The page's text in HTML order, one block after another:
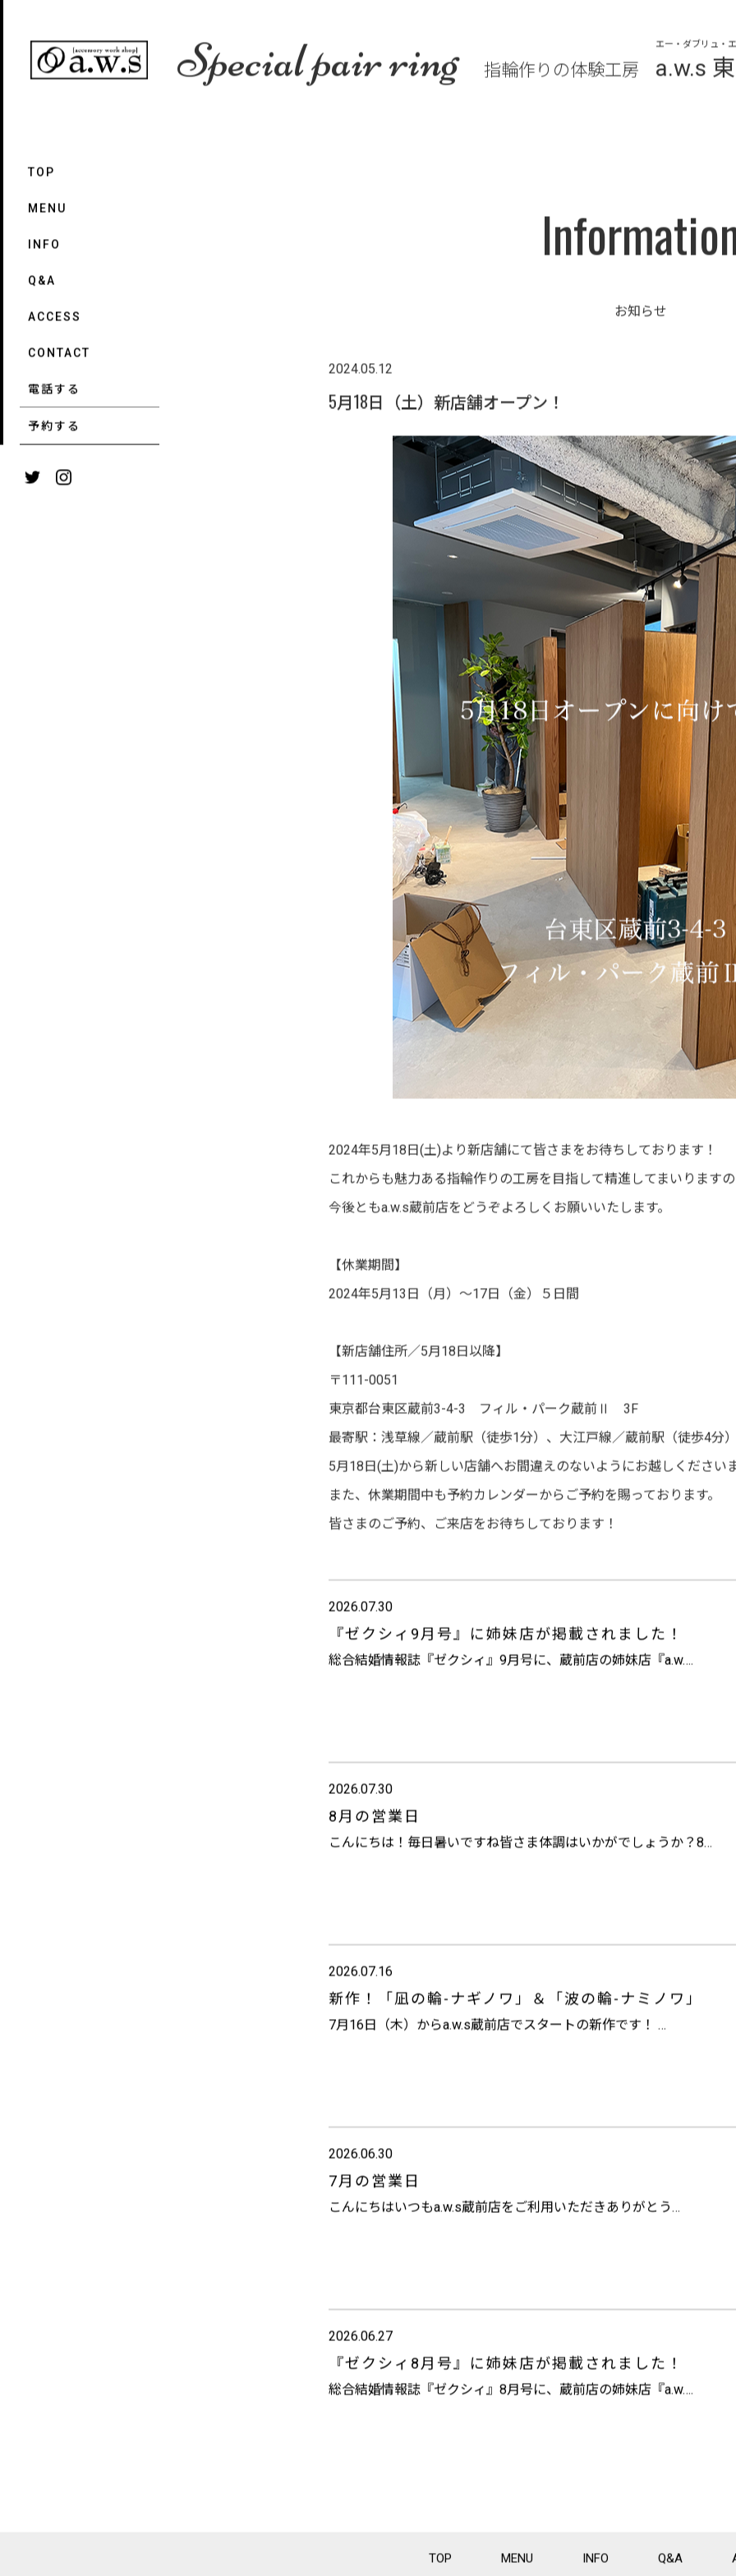
TOP
MENU
INFO
Q&A
ACCESS
CONTACT
電話する
予約する
Special pair ring 指輪作りの体験工房 a.w.s
お知らせ
2024.05.12
5月18日（土）新店舗オープン！
2024年5月18日(土)より新店舗にて皆さまをお待ちしております！
これからも魅力ある指輪作りの工房を目指して精進してまいります
今後ともa.w.s蔵前店をどうぞよろしくお願いいたします。
【休業期間】
2024年5月13日（月）〜17日（金）５日間
【新店舗住所／5月18日以降】
〒111-0051
東京都台東区蔵前3-4-3 フィル・パーク蔵前Ⅱ 3F
最寄駅：浅草線／蔵前駅（徒歩1分）、大江戸線／蔵前駅（徒歩4分
5月18日(土)から新しい店舗へお間違えのないようにお越しください
また、休業期間中も予約カレンダーからご予約を賜っております。
皆さまのご予約、ご来店をお待ちしております！
2026.07.30
『ゼクシィ9月号』に姉妹店が掲載されました！
総合結婚情報誌『ゼクシィ』9月号に、蔵前店の姉妹店『a.w….
2026.07.30
8月の営業日
こんにちは！毎日暑いですね皆さま体調はいかがでしょうか？8…
2026.07.16
新作！「凪の輪-ナギノワ」＆「波の輪-ナミノワ」
7月16日（木）からa.w.s蔵前店でスタートの新作です！ …
2026.06.30
7月の営業日
こんにちは いつもa.w.s蔵前店をご利用いただきありがとう…
2026.06.27
『ゼクシィ8月号』に姉妹店が掲載されました！
総合結婚情報誌『ゼクシィ』8月号に、蔵前店の姉妹店『a.w….
TOP MENU INFO Q&A